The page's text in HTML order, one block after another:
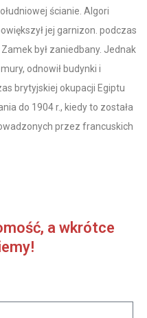
ścianie. Algori
jej garnizon. podczas
był zaniedbany. Jednak
odnowił budynki i
brytyjskiej okupacji Egiptu
do 1904 r., kiedy to została
przez francuskich
a wkrótce